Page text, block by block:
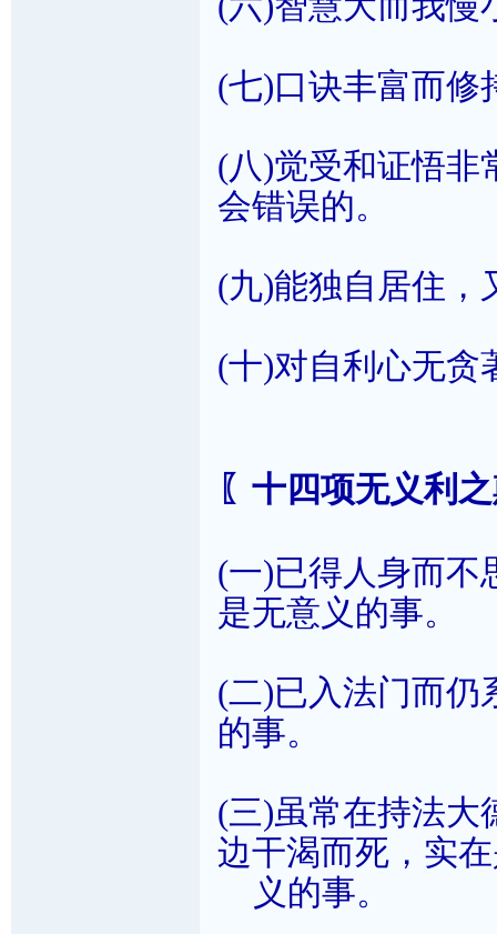
(七)口诀丰富而修
(八)觉受和证悟非
会错误的。
(九)能独自居住，
(十)对自利心无贪
〖十四项无义利
(一)已得人身而不
是无意义的事。
(二)已入法门而仍
的事。
(三)虽常在持法大
边干渴而死，实
义的事。